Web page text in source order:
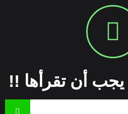
أن تقرأها !!